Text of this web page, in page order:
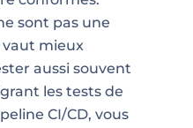
sont pas une
mieux
aussi souvent
les tests de
CI/CD, vous